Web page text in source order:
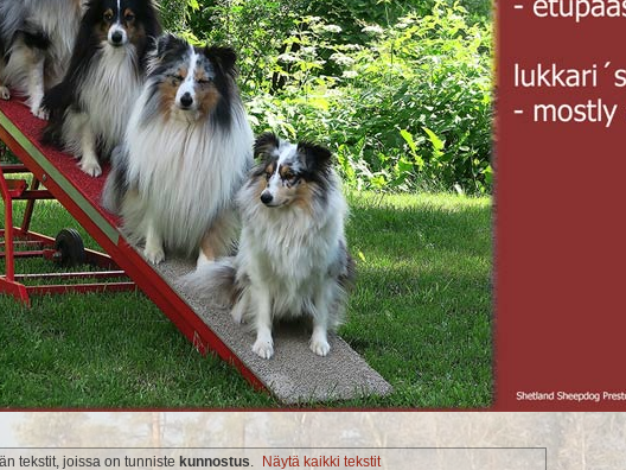
tekstit, joissa on tunniste kunnostus. Näytä kaikki tekstit